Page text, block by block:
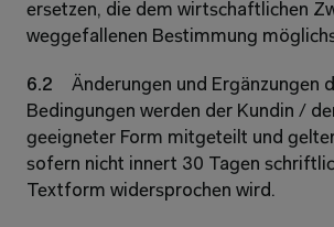
ersetzen, die dem wirtschaftlichen
weggefallenen Bestimmung
6.2 Änderungen und Ergänzungen
Bedingungen werden der Kundin /
geeigneter Form mitgeteilt und
sofern nicht innert 30 Tagen
Textform widersprochen wird.